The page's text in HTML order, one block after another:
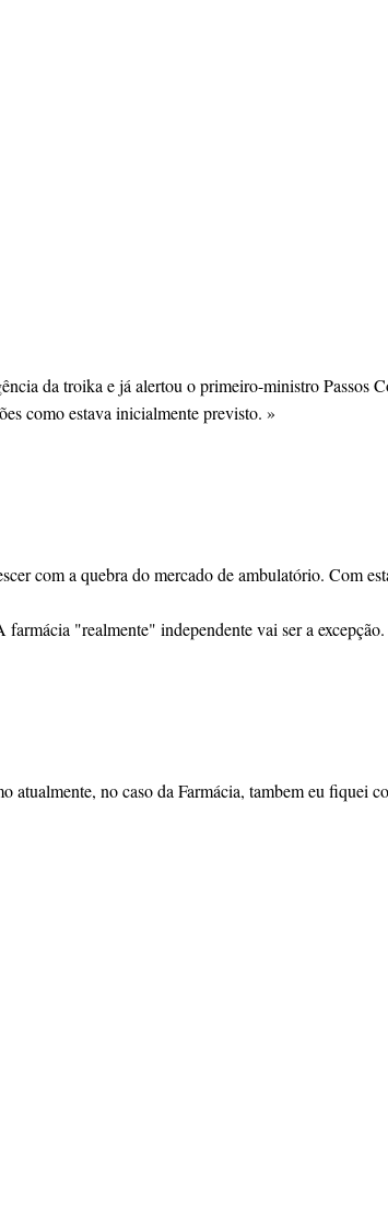
da troika e já alertou o primeiro-ministro Passos
como estava inicialmente previsto. »
com a quebra do mercado de ambulatório. Com
"realmente" independente vai ser a excepção.
no caso da Farmácia, tambem eu fiquei